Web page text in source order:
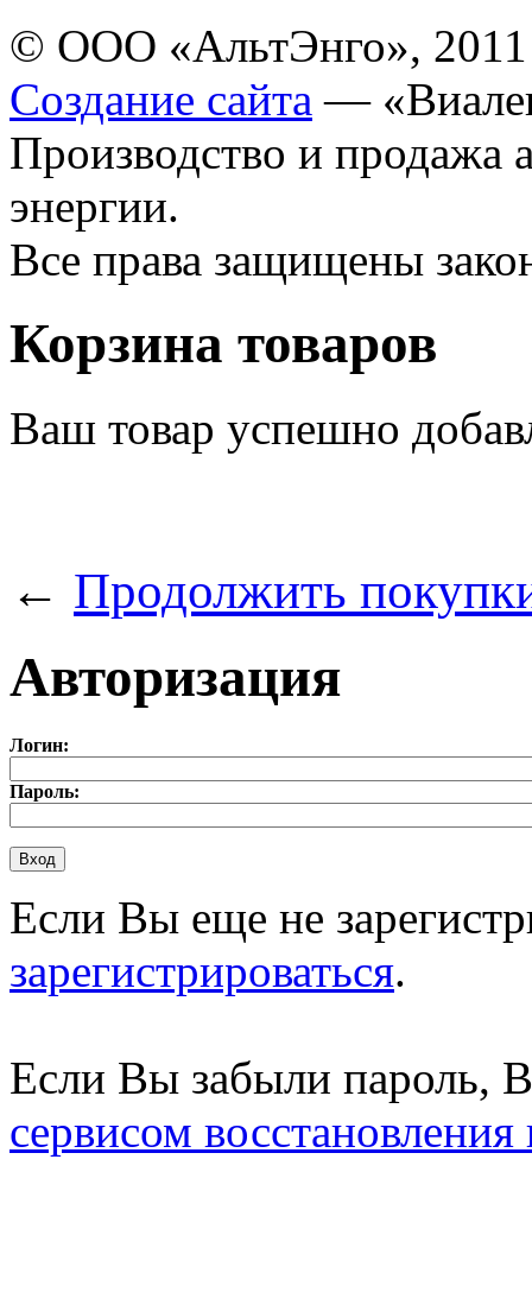
© ООО «АльтЭнго», 2011
Создание сайта —
Производство и продажа
энергии.
Все права защищены
Корзина товаров
Ваш товар успешно
← Продолжить
Авторизация
Логин:
Пароль:
Если Вы еще не
зарегистрироваться.
Если Вы забыли пароль,
сервисом восстановления